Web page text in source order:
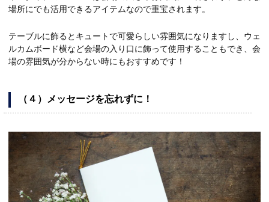
場所にでも活用できるアイテムなので重宝されます。
テーブルに飾るとキュートで可愛らしい雰囲気になりますし、ウェ
ルカムボード横など会場の入り口に飾って使用することもでき、会
場の雰囲気が分からない時にもおすすめです！
（４）メッセージを忘れずに！